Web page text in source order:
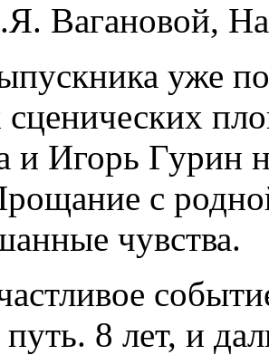
Вагановой,
уже
и Игорь Гурин
с
чувства.
8 лет, и